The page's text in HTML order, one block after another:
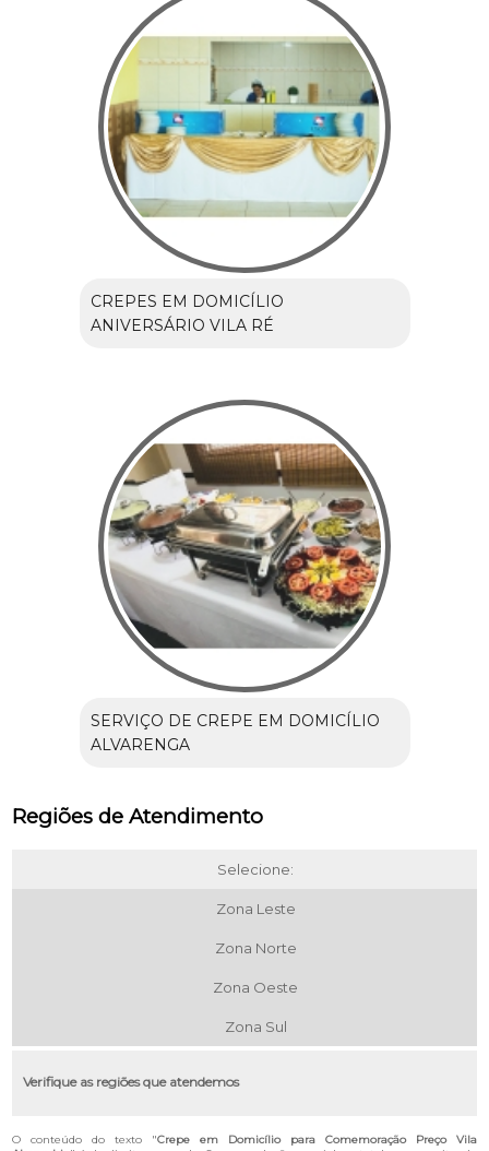
CREPES EM DOMICÍLIO
ANIVERSÁRIO VILA RÉ
SERVIÇO DE CREPE EM DOMICÍLIO
ALVARENGA
Regiões de Atendimento
Selecione:
Zona Leste
Zona Norte
Zona Oeste
Zona Sul
Verifique as regiões que atendemos
O conteúdo do texto "Crepe em Domicílio para Comemoração Preço Vila